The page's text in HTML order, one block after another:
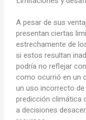
A pesar de sus
presentan ciertas
estrechamente de
si estos resultan
podría no reflejar
como ocurrió en un
un uso incorrecto
predicción climática
a decisiones